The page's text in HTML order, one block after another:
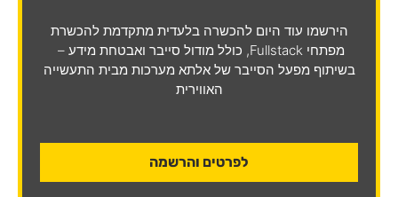
הירשמו עוד היום להכשרה בלעדית מתקדמת להכשרת
מפתחי Fullstack, כולל מודול סייבר ואבטחת מידע –
בשיתוף מפעל הסייבר של אלתא מערכות מבית התעשייה
האווירית
לפרטים והרשמה